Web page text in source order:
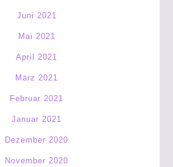
Juni 2021
Mai 2021
April 2021
März 2021
Februar 2021
Januar 2021
Dezember 2020
November 2020